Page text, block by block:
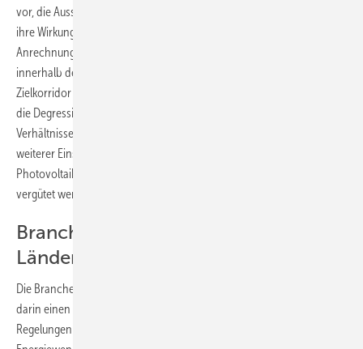
vor, die Ausschreibungen erst einmal in einer Pilotphase zu testen und
ihre Wirkung zu bewerten. Außerdem bemängelt der Bundesrat die
Anrechnung der ausgeschriebenen Anlagenleistung an den Zubau
innerhalb der EEG-Vergütung. „Würde dieser Zubau auf den
Zielkorridor angerechnet werden, hätte dies auch Auswirkungen auf
die Degression. Dies führt zu einer Verzerrung der tatsächlichen
Verhältnisse des Ausbaus der Photovoltaikanlagen. Folge wäre ein
weiterer Einschnitt, der insbesondere kleinere und mittlere
Photovoltaikanlagen treffen würde, die weiterhin innerhalb des EEG
vergütet werden“, erklärt der Umweltausschuss des Bundesrates.
Branche begrüßt das Votum der
Länderkammer
Die Branche begrüßt die Entscheidungen des Bundesrates und sieht
darin einen klaren Auftrag an den Bundestag, die entsprechenden
Regelungen im Gesetzentwurf anzupassen. „Das Schicksal der